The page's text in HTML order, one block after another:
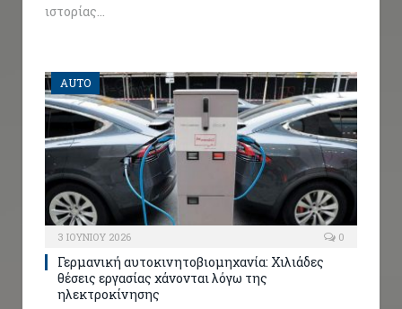
ιστορίας…
AUTO
3 ΙΟΥΝΊΟΥ 2026 0
Γερμανική αυτοκινητοβιομηχανία: Χιλιάδες
θέσεις εργασίας χάνονται λόγω της
ηλεκτροκίνησης